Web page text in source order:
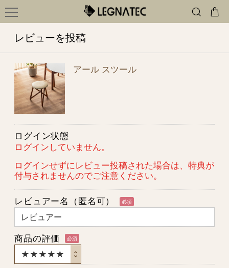
レビューを投稿
アール スツール
ログイン状態
ログインしていません。
ログインせずにレビュー投稿された場合は、特典が
付与されませんのでご注意ください。
レビュアー名（匿名可） 必須
商品の評価 必須